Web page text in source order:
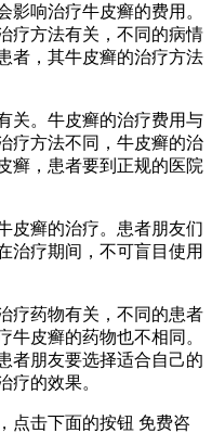
影响治疗牛皮癣的费用。
疗方法有关，不同的病情
者，其牛皮癣的治疗方法
关。牛皮癣的治疗费用与
疗方法不同，牛皮癣的治
癣，患者要到正规的医院
皮癣的治疗。患者朋友们
治疗期间，不可盲目使用
疗药物有关，不同的患者
牛皮癣的药物也不相同。
者朋友要选择适合自己的
疗的效果。
点击下面的按钮 免费咨